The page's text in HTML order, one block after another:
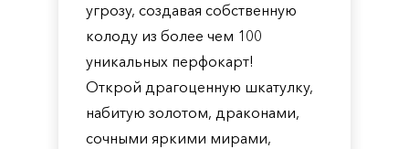
угрозу, создавая собственную
колоду из более чем 100
уникальных перфокарт!
Открой драгоценную шкатулку,
набитую золотом, драконами,
сочными яркими мирами,